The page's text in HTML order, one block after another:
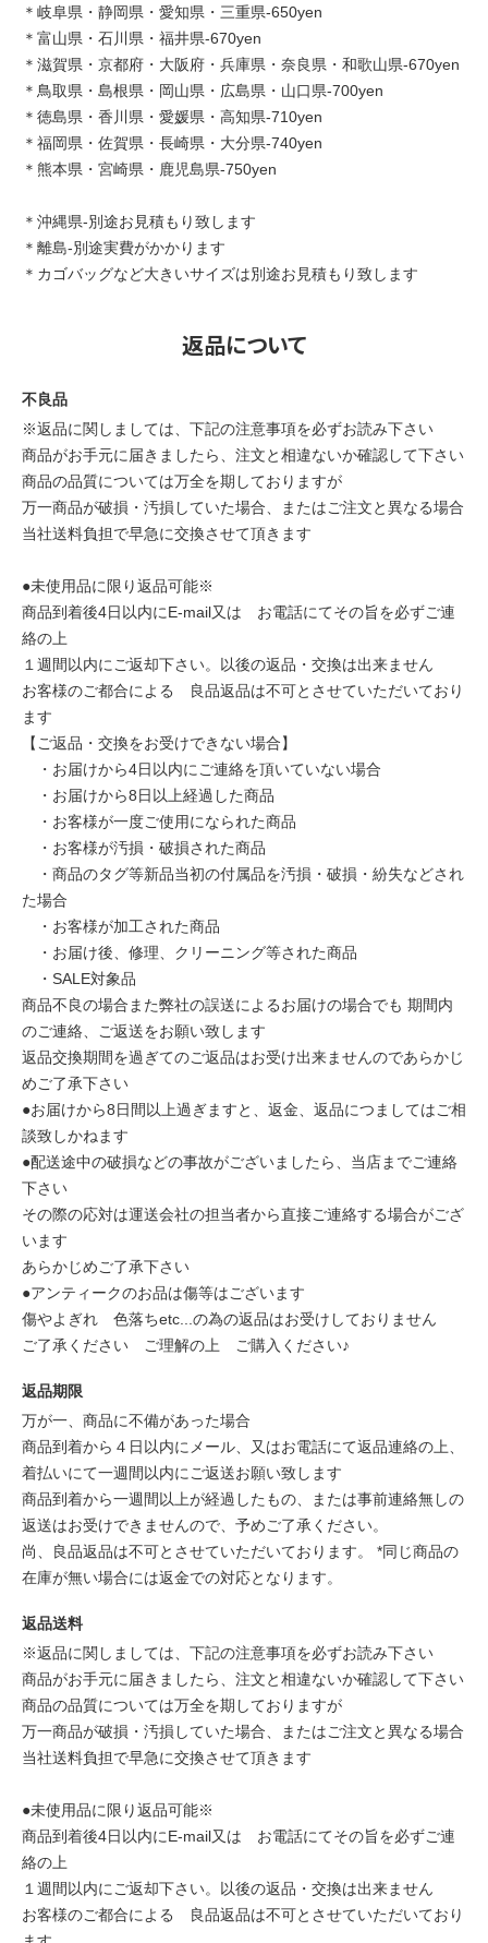
＊岐阜県・静岡県・愛知県・三重県-650yen
＊富山県・石川県・福井県-670yen
＊滋賀県・京都府・大阪府・兵庫県・奈良県・和歌山県-670yen
＊鳥取県・島根県・岡山県・広島県・山口県-700yen
＊徳島県・香川県・愛媛県・高知県-710yen
＊福岡県・佐賀県・長崎県・大分県-740yen
＊熊本県・宮崎県・鹿児島県-750yen
＊沖縄県-別途お見積もり致します
＊離島-別途実費がかかります
＊カゴバッグなど大きいサイズは別途お見積もり致します
返品について
不良品
※返品に関しましては、下記の注意事項を必ずお読み下さい
商品がお手元に届きましたら、注文と相違ないか確認して下さい
商品の品質については万全を期しておりますが
万一商品が破損・汚損していた場合、またはご注文と異なる場合
当社送料負担で早急に交換させて頂きます
●未使用品に限り返品可能※
商品到着後4日以内にE-mail又は お電話にてその旨を必ずご連
絡の上
１週間以内にご返却下さい。以後の返品・交換は出来ません
お客様のご都合による 良品返品は不可とさせていただいており
ます
【ご返品・交換をお受けできない場合】
・お届けから4日以内にご連絡を頂いていない場合
・お届けから8日以上経過した商品
・お客様が一度ご使用になられた商品
・お客様が汚損・破損された商品
・商品のタグ等新品当初の付属品を汚損・破損・紛失などされ
た場合
・お客様が加工された商品
・お届け後、修理、クリーニング等された商品
・SALE対象品
商品不良の場合また弊社の誤送によるお届けの場合でも 期間内
のご連絡、ご返送をお願い致します
返品交換期間を過ぎてのご返品はお受け出来ませんのであらかじ
めご了承下さい
●お届けから8日間以上過ぎますと、返金、返品につましてはご相
談致しかねます
●配送途中の破損などの事故がございましたら、当店までご連絡
下さい
その際の応対は運送会社の担当者から直接ご連絡する場合がござ
います
あらかじめご了承下さい
●アンティークのお品は傷等はございます
傷やよぎれ 色落ちetc...の為の返品はお受けしておりません
ご了承ください ご理解の上 ご購入ください♪
返品期限
万が一、商品に不備があった場合
商品到着から４日以内にメール、又はお電話にて返品連絡の上、
着払いにて一週間以内にご返送お願い致します
商品到着から一週間以上が経過したもの、または事前連絡無しの
返送はお受けできませんので、予めご了承ください。
尚、良品返品は不可とさせていただいております。 *同じ商品の
在庫が無い場合には返金での対応となります。
返品送料
※返品に関しましては、下記の注意事項を必ずお読み下さい
商品がお手元に届きましたら、注文と相違ないか確認して下さい
商品の品質については万全を期しておりますが
万一商品が破損・汚損していた場合、またはご注文と異なる場合
当社送料負担で早急に交換させて頂きます
●未使用品に限り返品可能※
商品到着後4日以内にE-mail又は お電話にてその旨を必ずご連
絡の上
１週間以内にご返却下さい。以後の返品・交換は出来ません
お客様のご都合による 良品返品は不可とさせていただいており